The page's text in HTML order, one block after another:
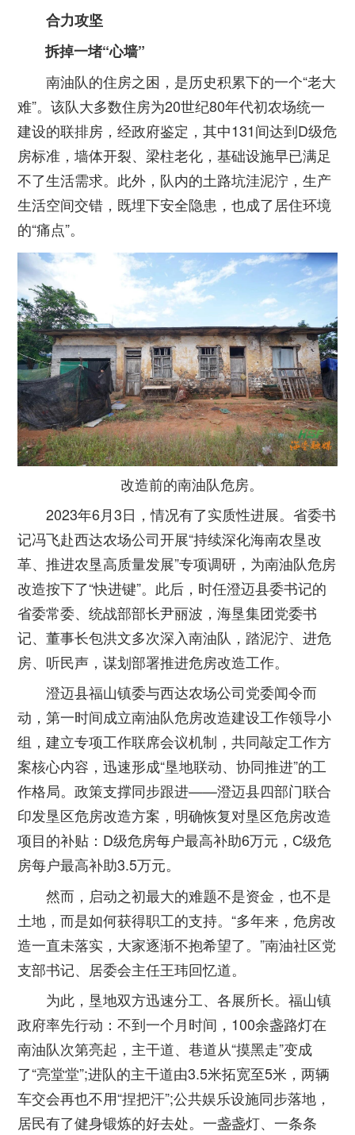
合力攻坚
拆掉一堵“心墙”
南油队的住房之困，是历史积累下的一个“老大
难”。该队大多数住房为20世纪80年代初农场统一
建设的联排房，经政府鉴定，其中131间达到D级危
房标准，墙体开裂、梁柱老化，基础设施早已满足
不了生活需求。此外，队内的土路坑洼泥泞，生产
生活空间交错，既埋下安全隐患，也成了居住环境
的“痛点”。
改造前的南油队危房。
2023年6月3日，情况有了实质性进展。省委书
记冯飞赴西达农场公司开展“持续深化海南农垦改
革、推进农垦高质量发展”专项调研，为南油队危房
改造按下了“快进键”。此后，时任澄迈县委书记的
省委常委、统战部部长尹丽波，海垦集团党委书
记、董事长包洪文多次深入南油队，踏泥泞、进危
房、听民声，谋划部署推进危房改造工作。
澄迈县福山镇委与西达农场公司党委闻令而
动，第一时间成立南油队危房改造建设工作领导小
组，建立专项工作联席会议机制，共同敲定工作方
案核心内容，迅速形成“垦地联动、协同推进”的工
作格局。政策支撑同步跟进——澄迈县四部门联合
印发垦区危房改造方案，明确恢复对垦区危房改造
项目的补贴：D级危房每户最高补助6万元，C级危
房每户最高补助3.5万元。
然而，启动之初最大的难题不是资金，也不是
土地，而是如何获得职工的支持。“多年来，危房改
造一直未落实，大家逐渐不抱希望了。”南油社区党
支部书记、居委会主任王玮回忆道。
为此，垦地双方迅速分工、各展所长。福山镇
政府率先行动：不到一个月时间，100余盏路灯在
南油队次第亮起，主干道、巷道从“摸黑走”变成
了“亮堂堂”;进队的主干道由3.5米拓宽至5米，两辆
车交会再也不用“捏把汗”;公共娱乐设施同步落地，
居民有了健身锻炼的好去处。一盏盏灯、一条条